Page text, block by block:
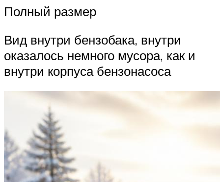
Полный размер
Вид внутри бензобака, внутри
оказалось немного мусора, как и
внутри корпуса бензонасоса